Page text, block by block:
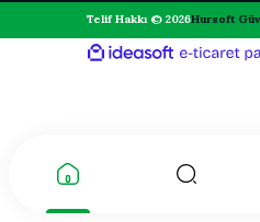
Telif Hakkı © 2026Hursoft
ideasoft